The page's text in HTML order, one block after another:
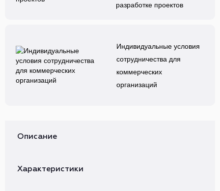
разработке проектов
Индивидуальные условия
сотрудничества для
коммерческих
организаций
Описание
Характеристики